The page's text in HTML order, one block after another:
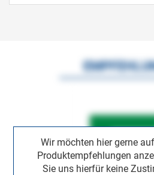
Wir möchten hier gerne
Produktempfehlungen
Sie uns hierfür keine